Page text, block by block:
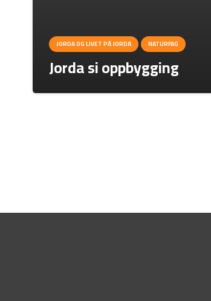
JORDA OG LIVET PÅ JORDA NATURFAG
Jorda si oppbygging